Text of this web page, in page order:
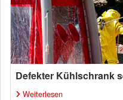
Defekter Kühlschrank
Weiterlesen